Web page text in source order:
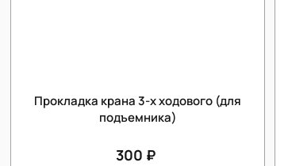
Прокладка крана 3-х ходового (для
подъемника)
300 ₽